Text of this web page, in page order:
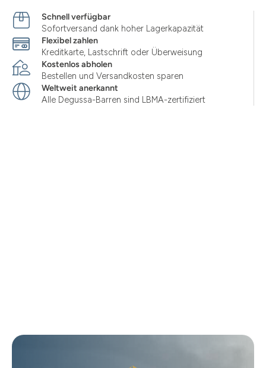
aktivieren.Schnell verfügbar
Sofortversand dank hoher Lagerkapazität
Flexibel zahlen
Kreditkarte, Lastschrift oder Überweisung
Kostenlos abholen
Bestellen und Versandkosten sparen
Weltweit anerkannt
Alle Degussa-Barren sind LBMA-zertifiziert